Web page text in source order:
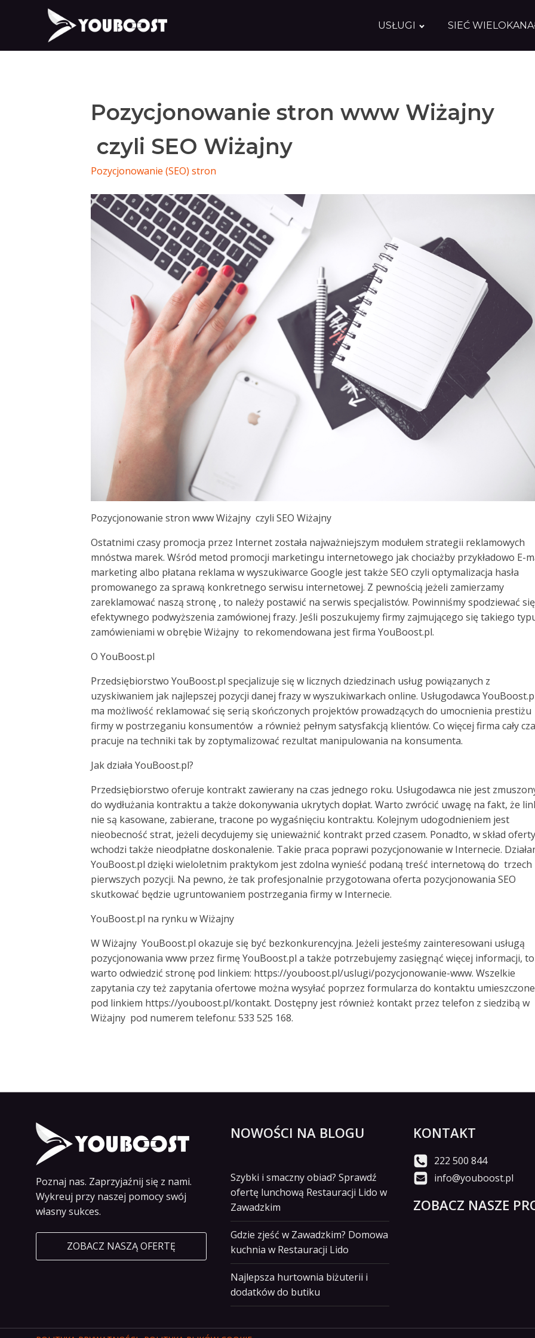
USŁUGI SIEĆ
Pozycjonowanie stron www Wiżajny
czyli SEO Wiżajny
Pozycjonowanie (SEO) stron
Pozycjonowanie stron www Wiżajny czyli SEO Wiżajny
Ostatnimi czasy promocja przez Internet została najważniejszym modułem strategii reklamowych
mnóstwa marek. Wśród metod promocji marketingu internetowego jak chociażby przykładowo E-
marketing albo płatana reklama w wyszukiwarce Google jest także SEO czyli optymalizacja hasła
promowanego za sprawą konkretnego serwisu internetowej. Z pewnością jeżeli zamierzamy
zareklamować naszą stronę , to należy postawić na serwis specjalistów. Powinniśmy spodziewać się
efektywnego podwyższenia zamówionej frazy. Jeśli poszukujemy firmy zajmującego się takiego
zamówieniami w obrębie Wiżajny to rekomendowana jest firma YouBoost.pl.
O YouBoost.pl
Przedsiębiorstwo YouBoost.pl specjalizuje się w licznych dziedzinach usług powiązanych z
uzyskiwaniem jak najlepszej pozycji danej frazy w wyszukiwarkach online. Usługodawca
ma możliwość reklamować się serią skończonych projektów prowadzących do umocnienia prestiżu
firmy w postrzeganiu konsumentów a również pełnym satysfakcją klientów. Co więcej firma cały
pracuje na techniki tak by zoptymalizować rezultat manipulowania na konsumenta.
Jak działa YouBoost.pl?
Przedsiębiorstwo oferuje kontrakt zawierany na czas jednego roku. Usługodawca nie jest
do wydłużania kontraktu a także dokonywania ukrytych dopłat. Warto zwrócić uwagę na fakt, że
nie są kasowane, zabierane, tracone po wygaśnięciu kontraktu. Kolejnym udogodnieniem jest
nieobecność strat, jeżeli decydujemy się unieważnić kontrakt przed czasem. Ponadto, w skład oferty
wchodzi także nieodpłatne doskonalenie. Takie praca poprawi pozycjonowanie w Internecie.
YouBoost.pl dzięki wieloletnim praktykom jest zdolna wynieść podaną treść internetową do trzech
pierwszych pozycji. Na pewno, że tak profesjonalnie przygotowana oferta pozycjonowania SEO
skutkować będzie ugruntowaniem postrzegania firmy w Internecie.
YouBoost.pl na rynku w Wiżajny
W Wiżajny YouBoost.pl okazuje się być bezkonkurencyjna. Jeżeli jesteśmy zainteresowani usługą
pozycjonowania www przez firmę YouBoost.pl a także potrzebujemy zasięgnąć więcej informacji, to
warto odwiedzić stronę pod linkiem: https://youboost.pl/uslugi/pozycjonowanie-www. Wszelkie
zapytania czy też zapytania ofertowe można wysyłać poprzez formularza do kontaktu
pod linkiem https://youboost.pl/kontakt. Dostępny jest również kontakt przez telefon z siedzibą w
Wiżajny pod numerem telefonu: 533 525 168.
Poznaj nas. Zaprzyjaźnij się z nami.
Wykreuj przy naszej pomocy swój
własny sukces.
ZOBACZ NASZĄ OFERTĘ
NOWOŚCI NA BLOGU
Szybki i smaczny obiad? Sprawdź
ofertę lunchową Restauracji Lido w
Zawadzkim
Gdzie zjeść w Zawadzkim? Domowa
kuchnia w Restauracji Lido
Najlepsza hurtownia biżuterii i
dodatków do butiku
KONTAKT
222 500 844
info@youboost.pl
ZOBACZ NASZE